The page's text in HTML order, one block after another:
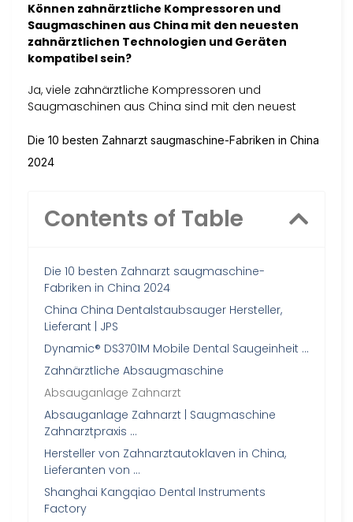
Können zahnärztliche Kompressoren und
Saugmaschinen aus China mit den neuesten
zahnärztlichen Technologien und Geräten
kompatibel sein?
Ja, viele zahnärztliche Kompressoren und
Saugmaschinen aus China sind mit den neuest
Die 10 besten Zahnarzt saugmaschine-Fabriken in China
2024
Contents of Table
Die 10 besten Zahnarzt saugmaschine-
Fabriken in China 2024
China China Dentalstaubsauger Hersteller,
Lieferant | JPS
Dynamic® DS3701M Mobile Dental Saugeinheit …
Zahnärztliche Absaugmaschine
Absauganlage Zahnarzt
Absauganlage Zahnarzt | Saugmaschine
Zahnarztpraxis …
Hersteller von Zahnarztautoklaven in China,
Lieferanten von …
Shanghai Kangqiao Dental Instruments
Factory